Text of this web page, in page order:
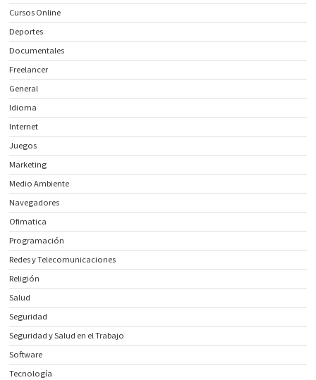
Cursos Online
Deportes
Documentales
Freelancer
General
Idioma
Internet
Juegos
Marketing
Medio Ambiente
Navegadores
Ofimatica
Programación
Redes y Telecomunicaciones
Religión
Salud
Seguridad
Seguridad y Salud en el Trabajo
Software
Tecnología